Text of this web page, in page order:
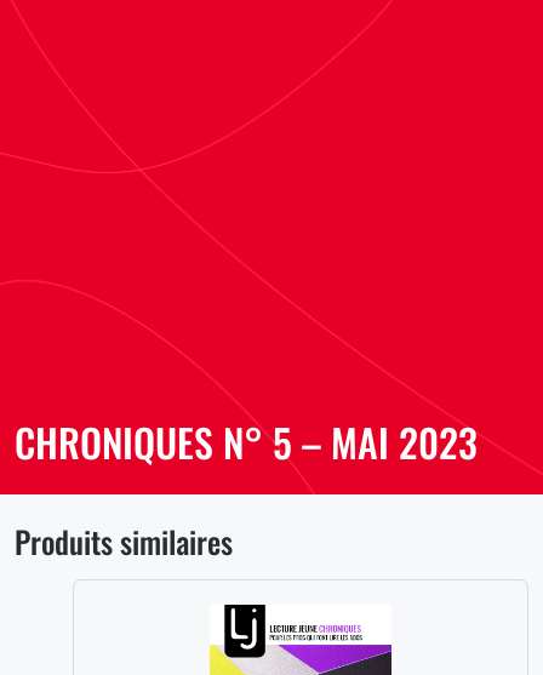
CHRONIQUES N° 5 – MAI 2023
Produits similaires